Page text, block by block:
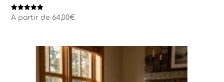
Note
5.00
A partir de 64,00€